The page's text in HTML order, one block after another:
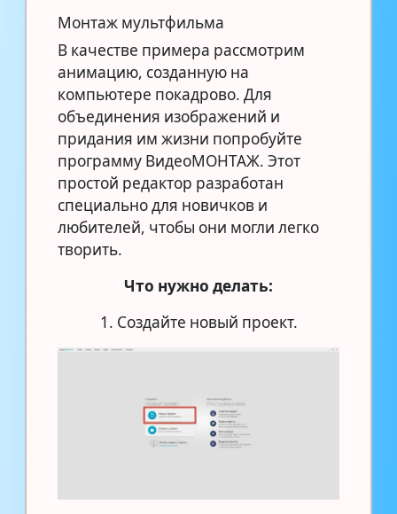
Монтаж мультфильма
В качестве примера рассмотрим
анимацию, созданную на
компьютере покадрово. Для
объединения изображений и
придания им жизни попробуйте
программу ВидеоМОНТАЖ. Этот
простой редактор разработан
специально для новичков и
любителей, чтобы они могли легко
творить.
Что нужно делать:
1. Создайте новый проект.